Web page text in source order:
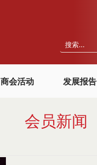
商会活动 发展报告
​会员新闻